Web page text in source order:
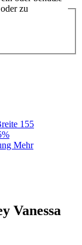
zu
155
Mehr
Vanessa